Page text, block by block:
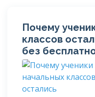
Почему
классов
без